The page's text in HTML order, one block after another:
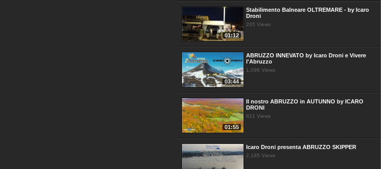
01:12
Stabilimento Balneare OLTREMARE - by Icaro
Droni
265 Views
03:44
ABRUZZO INNEVATO by Icaro Droni e Vivere
l'Abruzzo
1,096 Views
01:55
Il nostro ABRUZZO in AUTUNNO by ICARO
DRONI
821 Views
Icaro Droni presenta ABRUZZO SKIPPER
2,185 Views